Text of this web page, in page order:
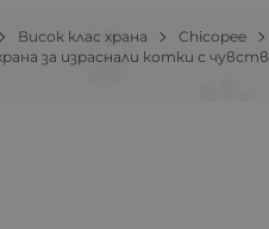
Висок клас храна Chicopee
за израснали котки с